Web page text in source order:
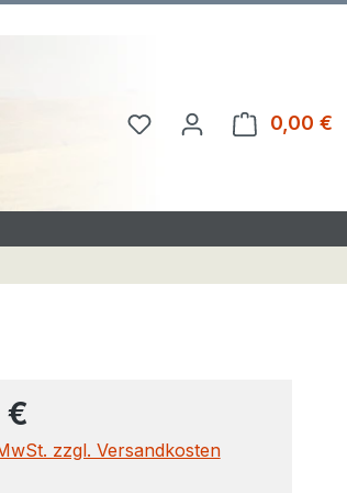
Du hast 0 Produkte
0,00 €
€
zzgl. Versandkosten